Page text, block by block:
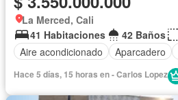
La Merced, Cali
41 Habitaciones
42 Baños
Aire acondicionado
Aparcadero
Hace 5 días, 15 horas en - Carlos Lopez